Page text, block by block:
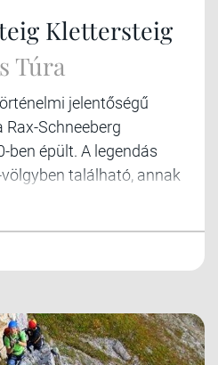
Klettersteig
Túra
jelentőségű
Schneeberg
ben épült. A legendás
található, annak